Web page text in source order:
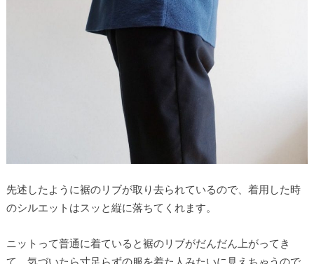
先述したように裾のリブが取り去られているので、着用した時
のシルエットはスッと縦に落ちてくれます。
ニットって普通に着ていると裾のリブがだんだん上がってき
て、気づいたら寸足らずの服を着た人みたいに見えちゃうので